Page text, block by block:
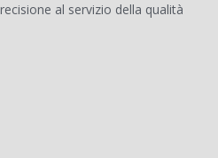
al servizio della qualità